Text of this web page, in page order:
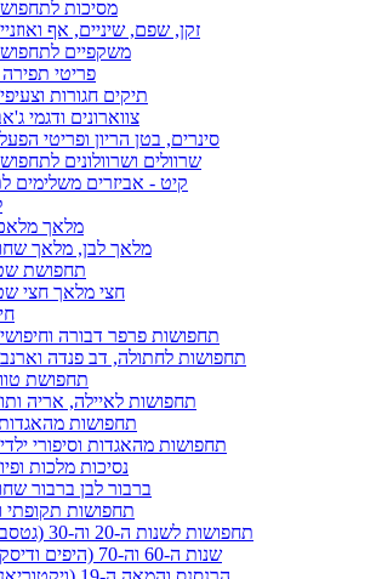
מסיכות
זקן, שפם, שיניים, אף
משקפיים
פריטי תפירה
תיקים חגורות
צווארונים ודגמי
סינרים, בטן הריון ופריטי
שרוולים ושרוולונים
קיט - אביזרים משלימים
מלאך
מלאך לבן, מלאך
תחפושת
חצי מלאך חצי
תחפושות פרפר דבורה
תחפושות לחתולה, דב פנדה
תחפושת
תחפושות לאיילה, אריה
תחפושות מהאגדות
תחפושות מהאגדות וסיפורי
נסיכות מלכות
ברבור לבן ברבור
תחפושות תקופתי
תחפושות לשנות ה-20 וה-30 (גטסבי)
שנות ה-60 וה-70 (היפים ודיסקו)